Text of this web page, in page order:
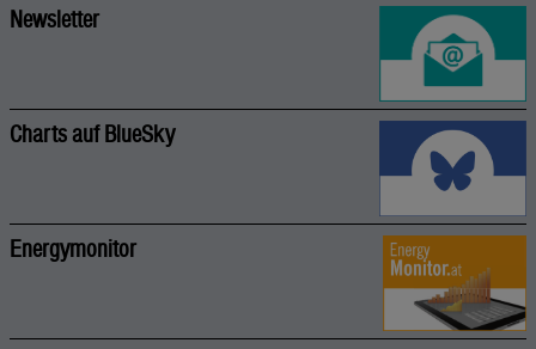
Newsletter
Charts auf BlueSky
Energymonitor